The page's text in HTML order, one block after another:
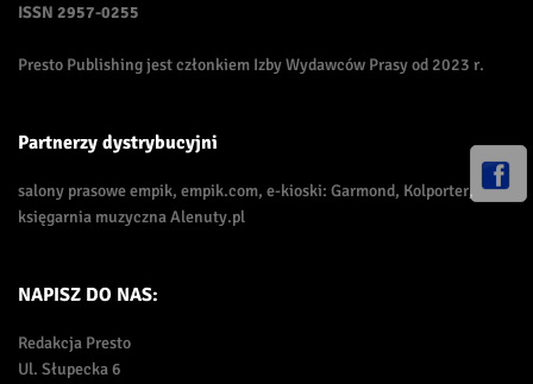
ISSN 2957-0255
Presto Publishing jest członkiem Izby Wydawców Prasy od 2023 r.
Partnerzy dystrybucyjni
salony prasowe empik, empik.com, e-kioski: Garmond, Kolporter,
księgarnia muzyczna Alenuty.pl
NAPISZ DO NAS:
Redakcja Presto
Ul. Słupecka 6